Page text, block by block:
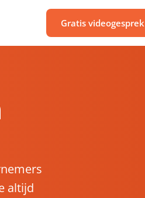
Gratis videogesprek
altijd